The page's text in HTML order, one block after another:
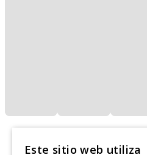
Este sitio web utiliza